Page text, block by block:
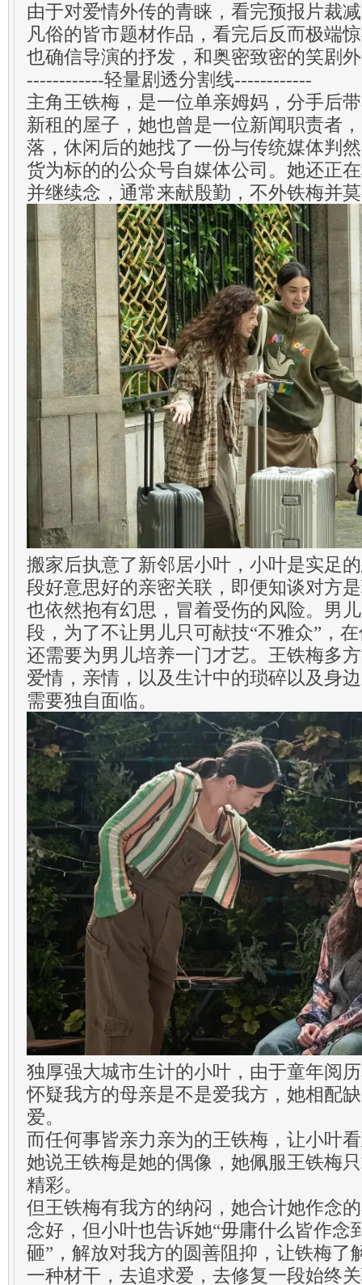
由于对爱情外传的青睐，看完预报片裁
凡俗的皆市题材作品，看完后反而极端
也确信导演的抒发，和奥密致密的笑剧
------------轻量剧透分割线------------
主角王铁梅，是一位单亲姆妈，分手后
新租的屋子，她也曾是一位新闻职责者
落，休闲后的她找了一份与传统媒体判
货为标的的公众号自媒体公司。她还正
并继续念，通常来献殷勤，不外铁梅并
搬家后执意了新邻居小叶，小叶是实足
段好意思好的亲密关联，即便知谈对方
也依然抱有幻思，冒着受伤的风险。男
段，为了不让男儿只可献技“不雅众”，
还需要为男儿培养一门才艺。王铁梅多
爱情，亲情，以及生计中的琐碎以及身
需要独自面临。
独厚强大城市生计的小叶，由于童年阅
怀疑我方的母亲是不是爱我方，她相配
爱。
而任何事皆亲力亲为的王铁梅，让小叶
她说王铁梅是她的偶像，她佩服王铁梅
精彩。
但王铁梅有我方的纳闷，她合计她作念
念好，但小叶也告诉她“毋庸什么皆作念
砸”，解放对我方的圆善阻抑，让铁梅了
一种材干，去追求爱，去修复一段始终